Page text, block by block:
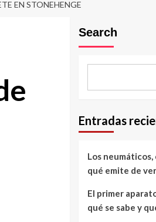
EN STONEHENGE
Search
Entradas
Los
qué emite de
El primer
qué se sabe y